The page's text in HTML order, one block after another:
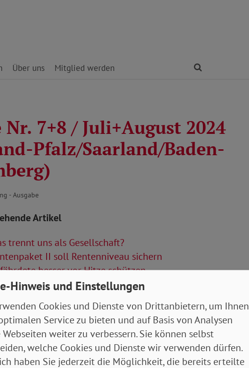
Über uns Mitglied werden
Nr. 7+8 / Juli+August 2024
Pfalz/Saarland/Baden-
- Ausgabe
Artikel
trennt uns als Gesellschaft?
II soll Rentenniveau sichern
besser vor Hitze schützen
Pfalz_Saarland__Baden-
- 7 MB
Hinweis und Einstellungen
Cookies und Dienste von Drittanbietern, um Ihnen
Service zu bieten und auf Basis von Analysen
Webseiten weiter zu verbessern. Sie können selbst
welche Cookies und Dienste wir verwenden dürfen.
haben Sie jederzeit die Möglichkeit, die bereits erteilte